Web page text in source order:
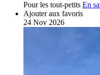
Pour les tout-petits En
Ajouter aux favoris
24 Nov 2026